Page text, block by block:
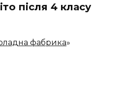
після 4 класу
фабрика»